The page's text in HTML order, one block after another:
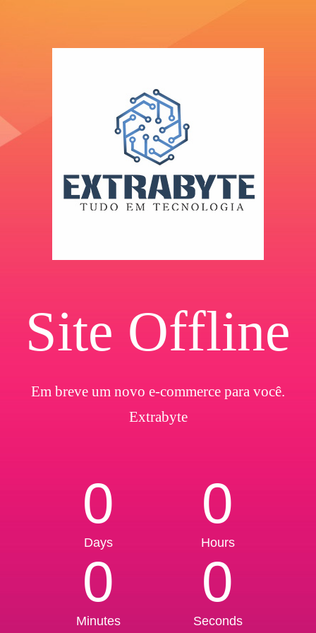
Site Offline
Em breve um novo e-commerce para você.
Extrabyte
0
Days
0
Hours
0
Minutes
0
Seconds